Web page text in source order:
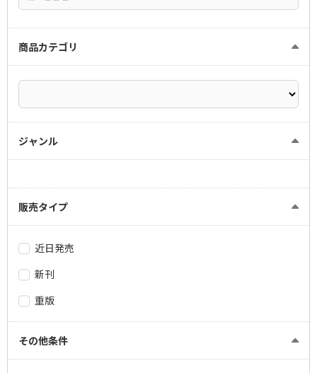
商品カテゴリ
ジャンル
販売タイプ
近日発売
新刊
重版
その他条件